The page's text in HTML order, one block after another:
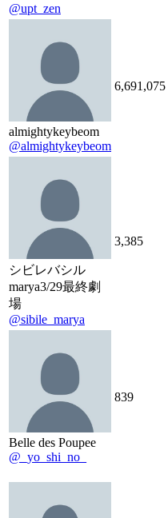
@upt_zen
almightykeybeom
@almightykeybeom
6,691,075
シビレバシル
marya3/29最終劇
場
@sibile_marya
3,385
Belle des Poupee
@_yo_shi_no_
839